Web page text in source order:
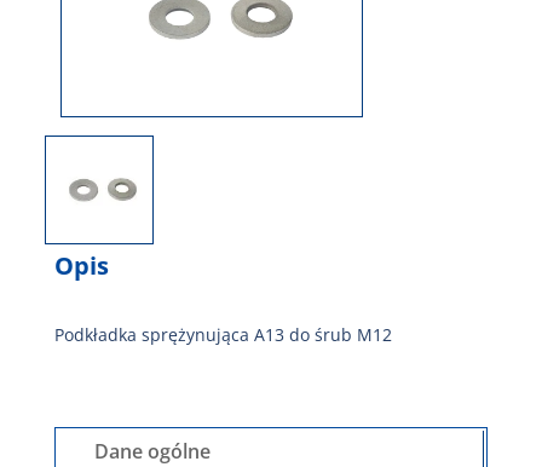
Opis
Podkładka sprężynująca A13 do śrub M12
Dane ogólne